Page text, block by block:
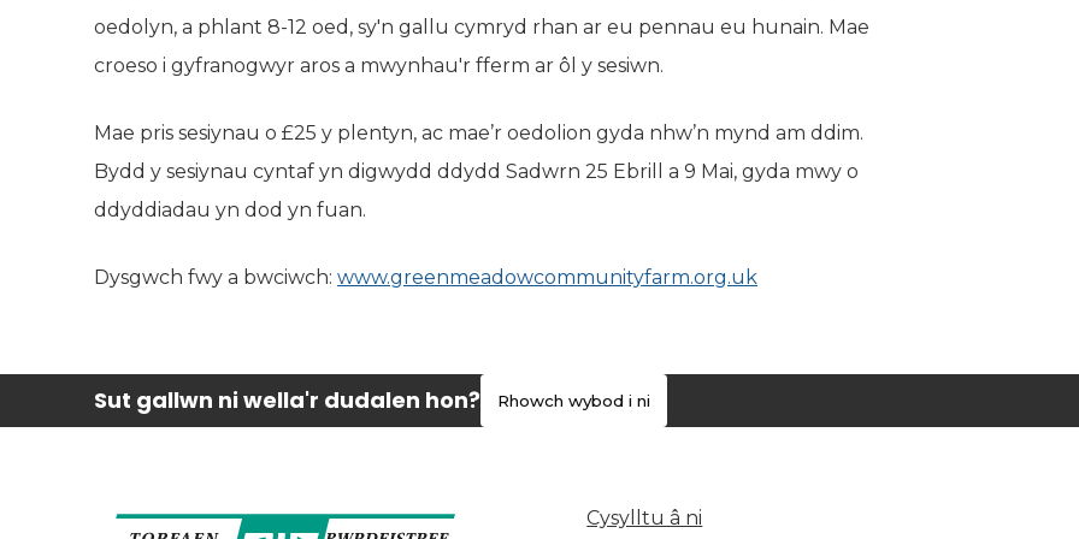
oedolyn, a phlant 8-12 oed, sy'n gallu cymryd rhan ar eu pennau eu hunain. Mae
croeso i gyfranogwyr aros a mwynhau'r fferm ar ôl y sesiwn.
Mae pris sesiynau o £25 y plentyn, ac mae’r oedolion gyda nhw’n mynd am ddim.
Bydd y sesiynau cyntaf yn digwydd ddydd Sadwrn 25 Ebrill a 9 Mai, gyda mwy o
ddyddiadau yn dod yn fuan.
Dysgwch fwy a bwciwch: www.greenmeadowcommunityfarm.org.uk
Sut gallwn ni wella'r dudalen hon? Rhowch wybod i ni
Cysylltu â ni